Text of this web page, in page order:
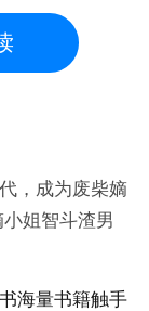
，成为废柴嫡
姐智斗渣男
海量书籍触手